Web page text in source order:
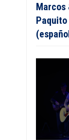
Marcos
Paquito